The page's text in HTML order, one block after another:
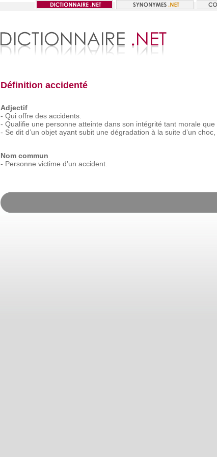
Définition accidenté
Adjectif
- Qui offre des accidents.
- Qualifie une personne atteinte dans son intégrité tant morale que
- Se dit d’un objet ayant subit une dégradation à la suite d’un choc,
Nom commun
- Personne victime d’un accident.